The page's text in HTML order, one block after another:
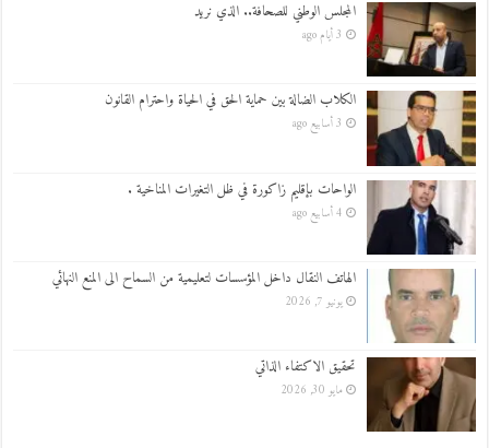
المجلس الوطني للصحافة.. الذي نريد
3 أيام ago
الكلاب الضالة بين حماية الحق في الحياة واحترام القانون
3 أسابيع ago
الواحات بإقليم زاكورة في ظل التغيرات المناخية .
4 أسابيع ago
الهاتف النقال داخل المؤسسات لتعليمية من السماح الى المنع النهائي
يونيو 7, 2026
تحقيق الاكتفاء الذاتي
مايو 30, 2026